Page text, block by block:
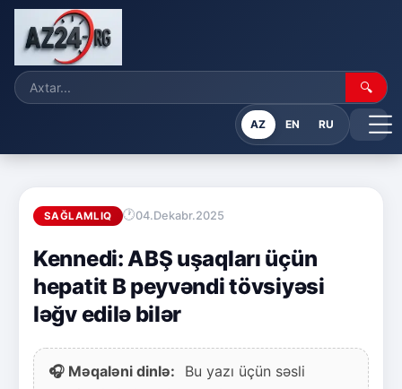
🔍
AZ EN RU
SAĞLAMLIQ 04.Dekabr.2025
Kennedi: ABŞ uşaqları üçün
hepatit B peyvəndi tövsiyəsi
ləğv edilə bilər
🎧 Məqaləni dinlə:
Bu yazı üçün səsli